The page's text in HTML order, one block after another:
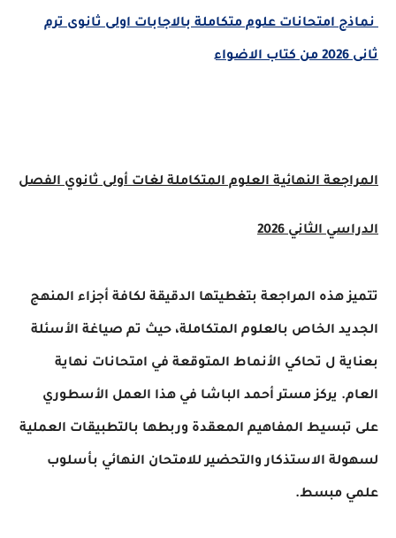
امتحانات علوم متكاملة بالاجابات اولى ثانوى ترم
النهائية العلوم المتكاملة لغات أولى ثانوي الفصل
الثاني 2026
هذه المراجعة بتغطيتها الدقيقة لكافة أجزاء المنهج
الخاص بالعلوم المتكاملة، حيث تم صياغة الأسئلة
ل تحاكي الأنماط المتوقعة في امتحانات نهاية
يركز مستر أحمد الباشا في هذا العمل الأسطوري
المفاهيم المعقدة وربطها بالتطبيقات العملية
الاستذكار والتحضير للامتحان النهائي بأسلوب
مبسط.